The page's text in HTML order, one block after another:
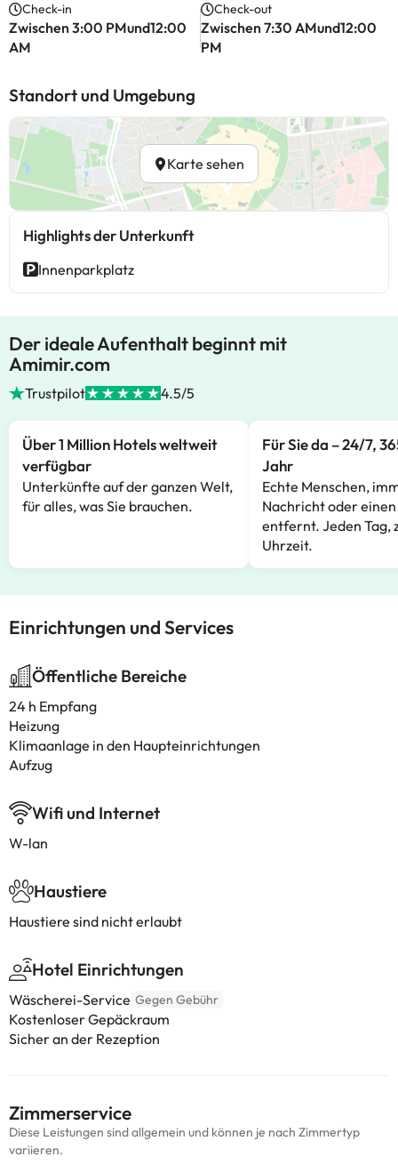
Check-in
Zwischen 3:00 PMund12:00
AM
Check-out
Zwischen 7:30 AMund12:00
PM
Standort und Umgebung
Karte sehen
Highlights der Unterkunft
Innenparkplatz
Der ideale Aufenthalt beginnt mit
Amimir.com
Trustpilot 4.5/5
Über 1 Million Hotels weltweit
verfügbar
Unterkünfte auf der ganzen Welt,
für alles, was Sie brauchen.
Für Sie da – 24/7,
Jahr
Echte Menschen,
Nachricht oder
entfernt. Jeden Tag,
Uhrzeit.
Einrichtungen und Services
Öffentliche Bereiche
24 h Empfang
Heizung
Klimaanlage in den Haupteinrichtungen
Aufzug
Wifi und Internet
W-lan
Haustiere
Haustiere sind nicht erlaubt
Hotel Einrichtungen
Wäscherei-Service Gegen Gebühr
Kostenloser Gepäckraum
Sicher an der Rezeption
Zimmerservice
Diese Leistungen sind allgemein und können je nach Zimmertyp
variieren.